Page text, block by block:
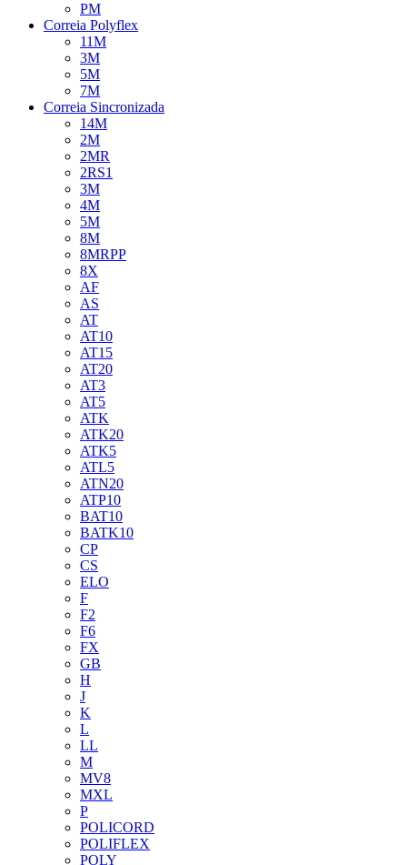
PM
Correia Polyflex
11M
3M
5M
7M
Correia Sincronizada
14M
2M
2MR
2RS1
3M
4M
5M
8M
8MRPP
8X
AF
AS
AT
AT10
AT15
AT20
AT3
AT5
ATK
ATK20
ATK5
ATL5
ATN20
ATP10
BAT10
BATK10
CP
CS
ELO
F
F2
F6
FX
GB
H
J
K
L
LL
M
MV8
MXL
P
POLICORD
POLIFLEX
POLY